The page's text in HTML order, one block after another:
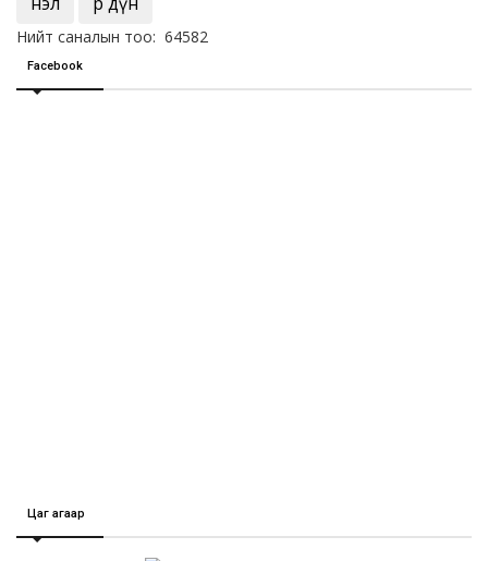
Нийт саналын тоо: 64582
Facebook
Цаг агаар